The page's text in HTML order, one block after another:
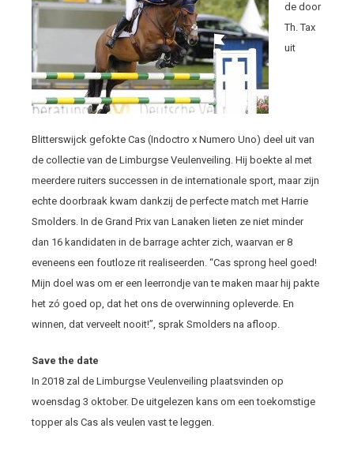
de door
Th. Tax
uit
Blitterswijck gefokte Cas (Indoctro x Numero Uno) deel uit van
de collectie van de Limburgse Veulenveiling. Hij boekte al met
meerdere ruiters successen in de internationale sport, maar zijn
echte doorbraak kwam dankzij de perfecte match met Harrie
Smolders. In de Grand Prix van Lanaken lieten ze niet minder
dan 16 kandidaten in de barrage achter zich, waarvan er 8
eveneens een foutloze rit realiseerden. “Cas sprong heel goed!
Mijn doel was om er een leerrondje van te maken maar hij pakte
het zó goed op, dat het ons de overwinning opleverde. En
winnen, dat verveelt nooit!”, sprak Smolders na afloop.
Save the date
In 2018 zal de Limburgse Veulenveiling plaatsvinden op
woensdag 3 oktober. De uitgelezen kans om een toekomstige
topper als Cas als veulen vast te leggen.